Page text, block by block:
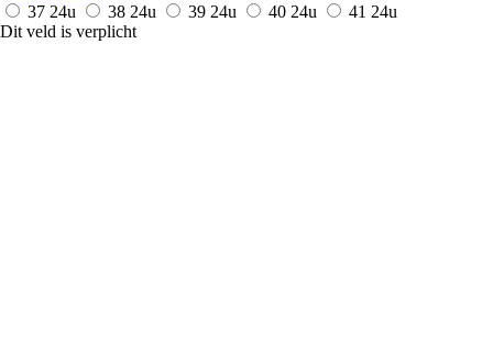
37 24u 38 24u 39 24u 40 24u 41 24u
Dit veld is verplicht